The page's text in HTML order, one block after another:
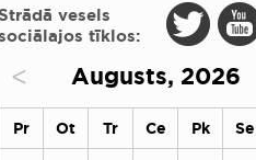
vesels
tīklos:
< Augusts, 2026
Pr Ot Tr Ce Pk Se